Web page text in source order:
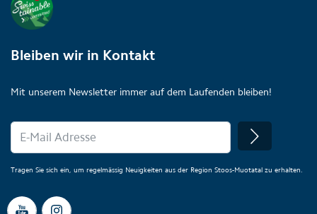
Bleiben wir in Kontakt
Mit unserem Newsletter immer auf dem Laufenden bleiben!
Tragen Sie sich ein, um regelmässig Neuigkeiten aus der Region Stoos-Muotatal zu erhalten.